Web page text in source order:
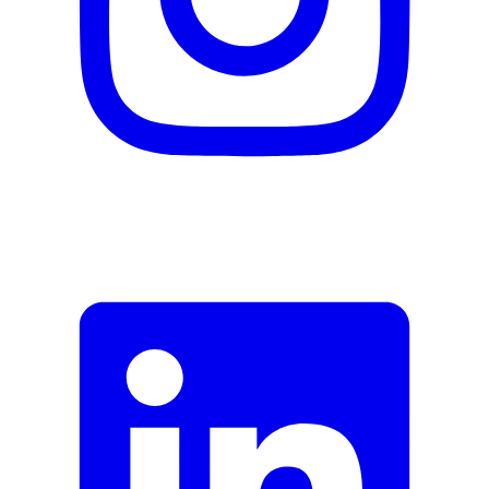
Fermer le formulaire
Envoyer
Signaler des données erronées